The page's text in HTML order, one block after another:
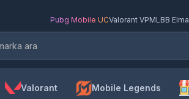
Pubg Mobile UCValorant VPMLBB
Valorant Mobile Legends